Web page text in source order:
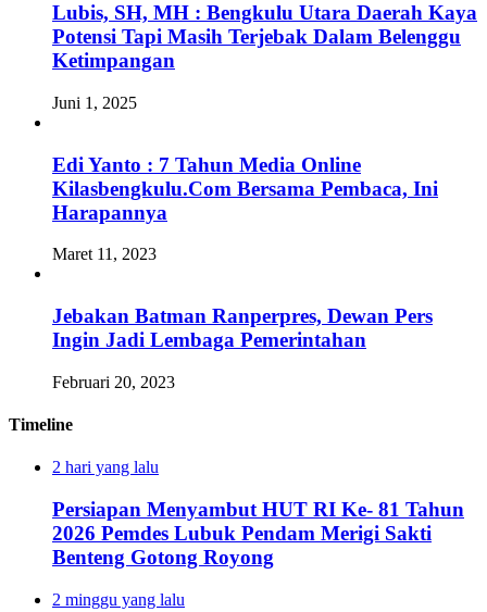
Lubis, SH, MH : Bengkulu Utara Daerah Kaya
Potensi Tapi Masih Terjebak Dalam Belenggu
Ketimpangan
Juni 1, 2025
Edi Yanto : 7 Tahun Media Online
Kilasbengkulu.Com Bersama Pembaca, Ini
Harapannya
Maret 11, 2023
Jebakan Batman Ranperpres, Dewan Pers
Ingin Jadi Lembaga Pemerintahan
Februari 20, 2023
Timeline
2 hari yang lalu
Persiapan Menyambut HUT RI Ke- 81 Tahun
2026 Pemdes Lubuk Pendam Merigi Sakti
Benteng Gotong Royong
2 minggu yang lalu